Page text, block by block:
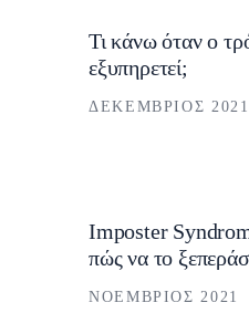
Τι κάνω όταν ο
εξυπηρετεί;
ΔΕΚΈΜΒΡΙΟΣ 2021
Imposter
πώς να το
ΝΟΈΜΒΡΙΟΣ 2021